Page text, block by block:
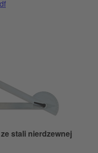
stali nierdzewnej